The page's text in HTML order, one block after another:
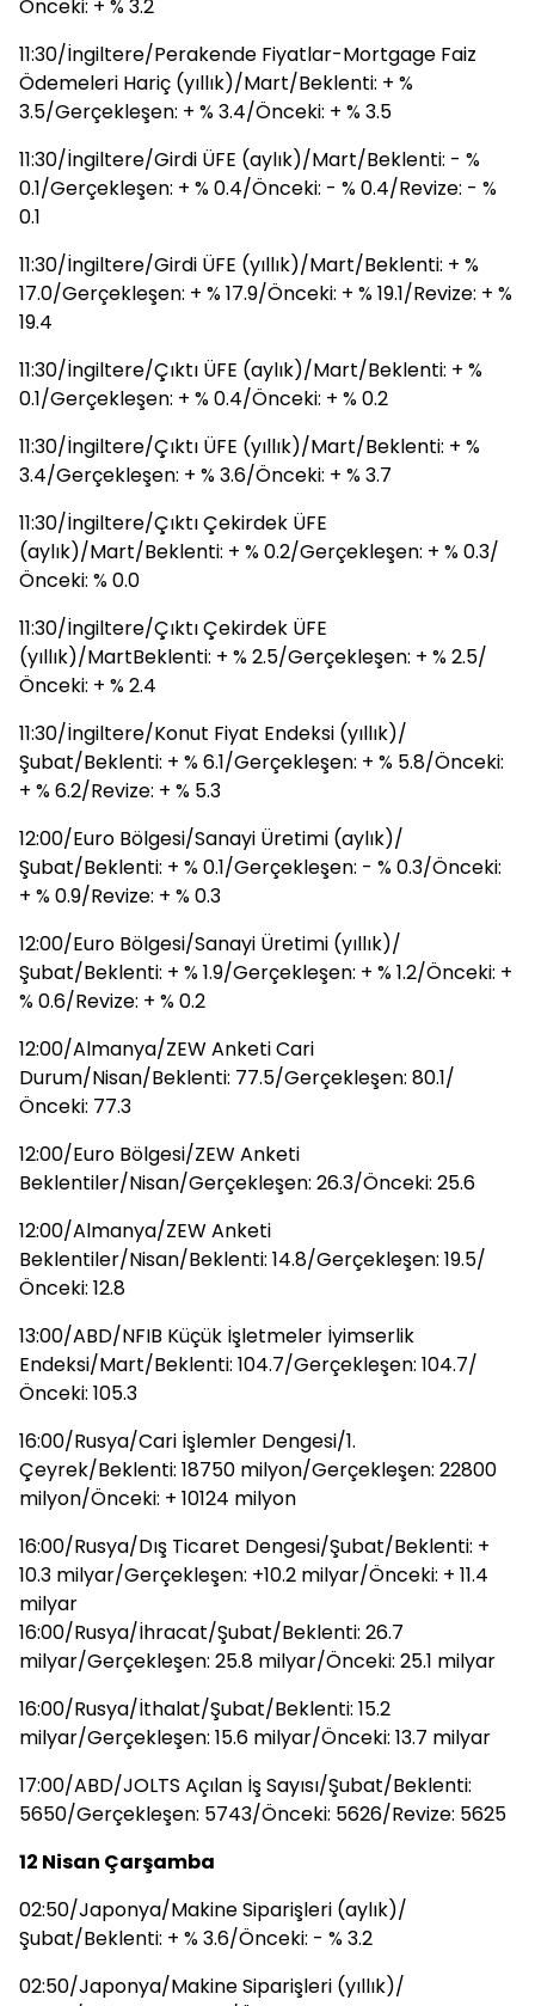
Önceki: + % 3.2
11:30/İngiltere/Perakende Fiyatlar-Mortgage Faiz
Ödemeleri Hariç (yıllık)/Mart/Beklenti: + %
3.5/Gerçekleşen: + % 3.4/Önceki: + % 3.5
11:30/İngiltere/Girdi ÜFE (aylık)/Mart/Beklenti: - %
0.1/Gerçekleşen: + % 0.4/Önceki: - % 0.4/Revize: - %
0.1
11:30/İngiltere/Girdi ÜFE (yıllık)/Mart/Beklenti: + %
17.0/Gerçekleşen: + % 17.9/Önceki: + % 19.1/Revize: + %
19.4
11:30/İngiltere/Çıktı ÜFE (aylık)/Mart/Beklenti: + %
0.1/Gerçekleşen: + % 0.4/Önceki: + % 0.2
11:30/İngiltere/Çıktı ÜFE (yıllık)/Mart/Beklenti: + %
3.4/Gerçekleşen: + % 3.6/Önceki: + % 3.7
11:30/İngiltere/Çıktı Çekirdek ÜFE
(aylık)/Mart/Beklenti: + % 0.2/Gerçekleşen: + % 0.3/
Önceki: % 0.0
11:30/İngiltere/Çıktı Çekirdek ÜFE
(yıllık)/MartBeklenti: + % 2.5/Gerçekleşen: + % 2.5/
Önceki: + % 2.4
11:30/İngiltere/Konut Fiyat Endeksi (yıllık)/
Şubat/Beklenti: + % 6.1/Gerçekleşen: + % 5.8/Önceki:
+ % 6.2/Revize: + % 5.3
12:00/Euro Bölgesi/Sanayi Üretimi (aylık)/
Şubat/Beklenti: + % 0.1/Gerçekleşen: - % 0.3/Önceki:
+ % 0.9/Revize: + % 0.3
12:00/Euro Bölgesi/Sanayi Üretimi (yıllık)/
Şubat/Beklenti: + % 1.9/Gerçekleşen: + % 1.2/Önceki: +
% 0.6/Revize: + % 0.2
12:00/Almanya/ZEW Anketi Cari
Durum/Nisan/Beklenti: 77.5/Gerçekleşen: 80.1/
Önceki: 77.3
12:00/Euro Bölgesi/ZEW Anketi
Beklentiler/Nisan/Gerçekleşen: 26.3/Önceki: 25.6
12:00/Almanya/ZEW Anketi
Beklentiler/Nisan/Beklenti: 14.8/Gerçekleşen: 19.5/
Önceki: 12.8
13:00/ABD/NFIB Küçük İşletmeler İyimserlik
Endeksi/Mart/Beklenti: 104.7/Gerçekleşen: 104.7/
Önceki: 105.3
16:00/Rusya/Cari İşlemler Dengesi/1.
Çeyrek/Beklenti: 18750 milyon/Gerçekleşen: 22800
milyon/Önceki: + 10124 milyon
16:00/Rusya/Dış Ticaret Dengesi/Şubat/Beklenti: +
10.3 milyar/Gerçekleşen: +10.2 milyar/Önceki: + 11.4
milyar
16:00/Rusya/İhracat/Şubat/Beklenti: 26.7
milyar/Gerçekleşen: 25.8 milyar/Önceki: 25.1 milyar
16:00/Rusya/İthalat/Şubat/Beklenti: 15.2
milyar/Gerçekleşen: 15.6 milyar/Önceki: 13.7 milyar
17:00/ABD/JOLTS Açılan İş Sayısı/Şubat/Beklenti:
5650/Gerçekleşen: 5743/Önceki: 5626/Revize: 5625
12 Nisan Çarşamba
02:50/Japonya/Makine Siparişleri (aylık)/
Şubat/Beklenti: + % 3.6/Önceki: - % 3.2
02:50/Japonya/Makine Siparişleri (yıllık)/